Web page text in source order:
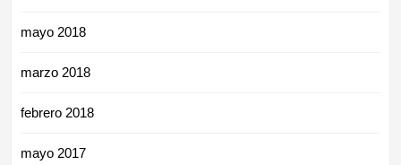
mayo 2018
marzo 2018
febrero 2018
mayo 2017